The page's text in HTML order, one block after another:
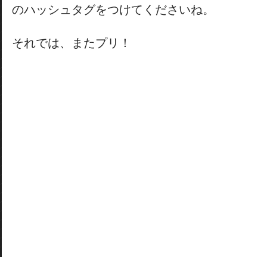
のハッシュタグをつけてくださいね。
それでは、またプリ！